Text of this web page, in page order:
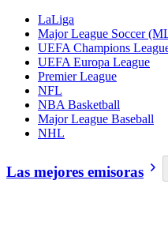
LaLiga
Major League Soccer
UEFA Champions
UEFA Europa League
Premier League
NFL
NBA Basketball
Major League Baseball
NHL
Las mejores emisoras